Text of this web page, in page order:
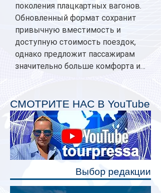
поколения плацкартных вагонов.
Обновленный формат сохранит
привычную вместимость и
доступную стоимость поездок,
однако предложит пассажирам
значительно больше комфорта и
планируется начать в 2027 году.
Одним из главных нововведений
станут индивидуальные шторки у
каждого спального места. Они
позволят пассажирам закрыть свою
полку во время сна или отдыха,
СМОТРИТЕ НАС В YouTube
Выбор редакции